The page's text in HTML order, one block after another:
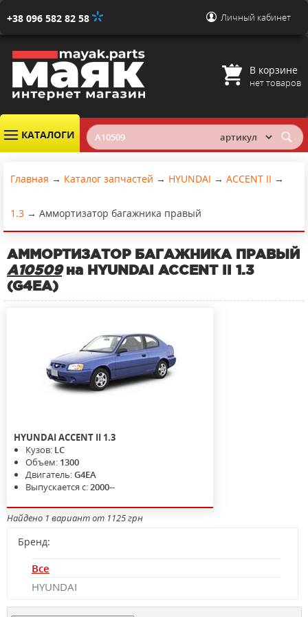
+38 096 582 82 58 Личный кабинет
В корзине
нет товаров
КАТАЛОГИ
Главная → Каталог запчастей → HYUNDAI → ACCENT II →
1.3 → Аммортизатор багажника правый
АММОРТИЗАТОР БАГАЖНИКА ПРАВЫЙ
A10509на HYUNDAI ACCENT II 1.3
(G4EA)
HYUNDAIACCENT II 1.3
Кузов: LC
Объем: 1300
Двигатель:G4EA
Выпускается с:2000--
Найдено 1 вариант от 1125 грн
Бренд:
Все
HYUNDAI